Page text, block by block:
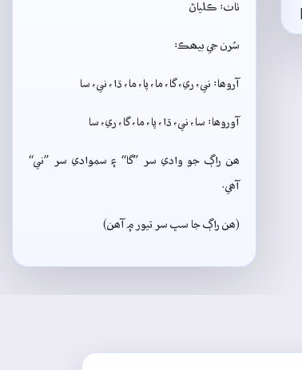
ٺاٺ: ڪلياڻ
سُرن جي بيھڪ:
آروھا: ني، ري، گا، ما، پا، ما، ڌا، ني، سا
آوروھا: سا، ني، ڌا، پا، ما، گا، ري، سا
ھن راڳ جو وادي سر ”گا“ ۽ سموادي سر ”ني“
آھي.
(ھن راڳ جا سڀ سر تيور ۾ آھن)